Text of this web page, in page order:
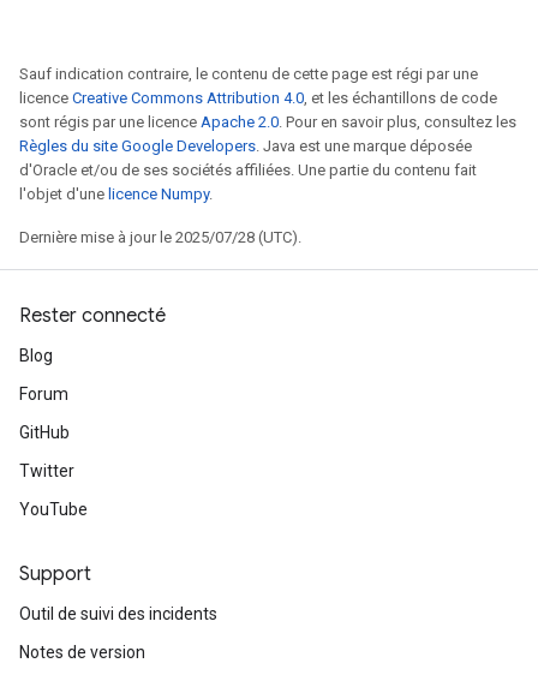
Sauf indication contraire, le contenu de cette page est régi par une
licence Creative Commons Attribution 4.0, et les échantillons de code
sont régis par une licence Apache 2.0. Pour en savoir plus, consultez les
Règles du site Google Developers. Java est une marque déposée
d'Oracle et/ou de ses sociétés affiliées. Une partie du contenu fait
l'objet d'une licence Numpy.
Dernière mise à jour le 2025/07/28 (UTC).
Rester connecté
Blog
Forum
GitHub
Twitter
YouTube
Support
Outil de suivi des incidents
Notes de version